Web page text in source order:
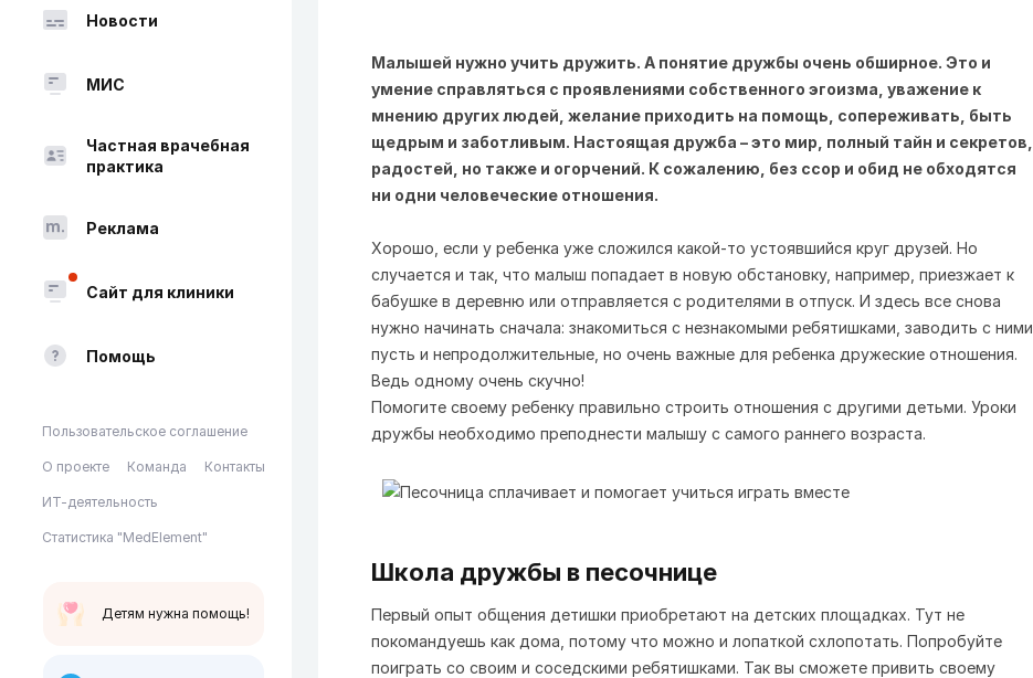
Новости
МИС
Частная врачебная
практика
Реклама
Сайт для клиники
Помощь
Пользовательское соглашение
О проекте Команда Контакты
ИТ-деятельность
Статистика "MedElement"
Детям нужна помощь!
Малышей нужно учить дружить. А понятие дружбы очень обширное. Это и
умение справляться с проявлениями собственного эгоизма, уважение к
мнению других людей, желание приходить на помощь, сопереживать, быть
щедрым и заботливым. Настоящая дружба – это мир, полный тайн и секретов,
радостей, но также и огорчений. К сожалению, без ссор и обид не обходятся
ни одни человеческие отношения.
Хорошо, если у ребенка уже сложился какой-то устоявшийся круг друзей. Но
случается и так, что малыш попадает в новую обстановку, например, приезжает к
бабушке в деревню или отправляется с родителями в отпуск. И здесь все снова
нужно начинать сначала: знакомиться с незнакомыми ребятишками, заводить с ними
пусть и непродолжительные, но очень важные для ребенка дружеские отношения.
Ведь одному очень скучно!
Помогите своему ребенку правильно строить отношения с другими детьми. Уроки
дружбы необходимо преподнести малышу с самого раннего возраста.
Школа дружбы в песочнице
Первый опыт общения детишки приобретают на детских площадках. Тут не
покомандуешь как дома, потому что можно и лопаткой схлопотать. Попробуйте
поиграть со своим и соседскими ребятишками. Так вы сможете привить своему